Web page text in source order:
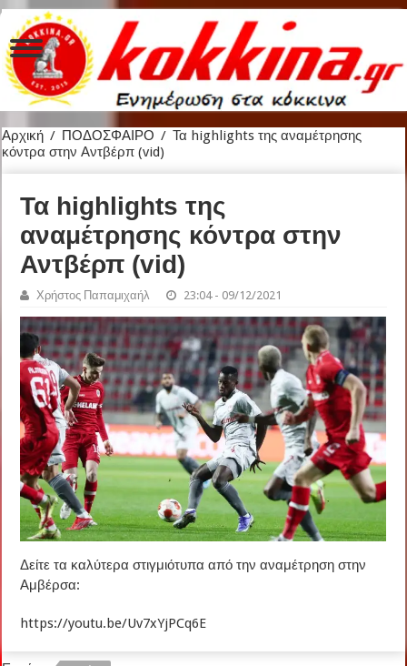
Αρχική / ΠΟΔΟΣΦΑΙΡΟ / Τα highlights της αναμέτρησης
κόντρα στην Αντβέρπ (vid)
Τα highlights της
αναμέτρησης κόντρα στην
Αντβέρπ (vid)
Χρήστος Παπαμιχαήλ 23:04 - 09/12/2021
Δείτε τα καλύτερα στιγμιότυπα από την αναμέτρηση στην
Αμβέρσα:
https://youtu.be/Uv7xYjPCq6E